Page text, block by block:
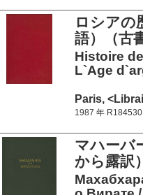
ロシア
語）（古
Histoire
L`Age
Paris,
1987 年 R184530
マハーバ
から露訳